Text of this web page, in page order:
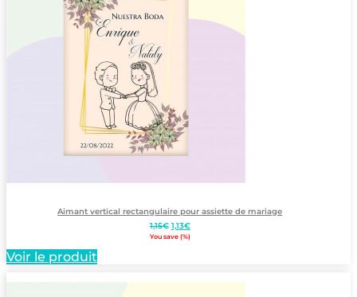
Aimant vertical rectangulaire pour assiette de mariage
1,15€ Le
prix
1,13€Le
prix
You save (%)
Voir le produit